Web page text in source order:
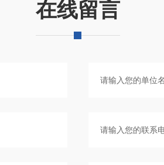
在线留言